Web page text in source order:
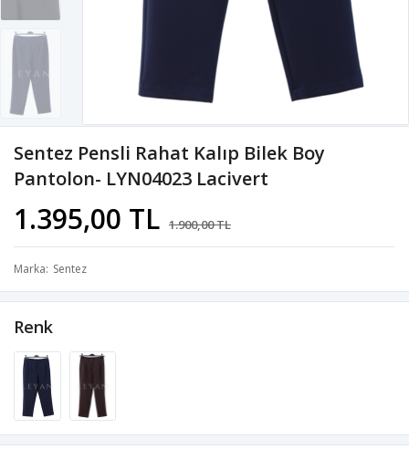
Sentez Pensli Rahat Kalıp Bilek Boy
Pantolon- LYN04023 Lacivert
1.395,00 TL 1.900,00 TL
Marka Sentez
Renk